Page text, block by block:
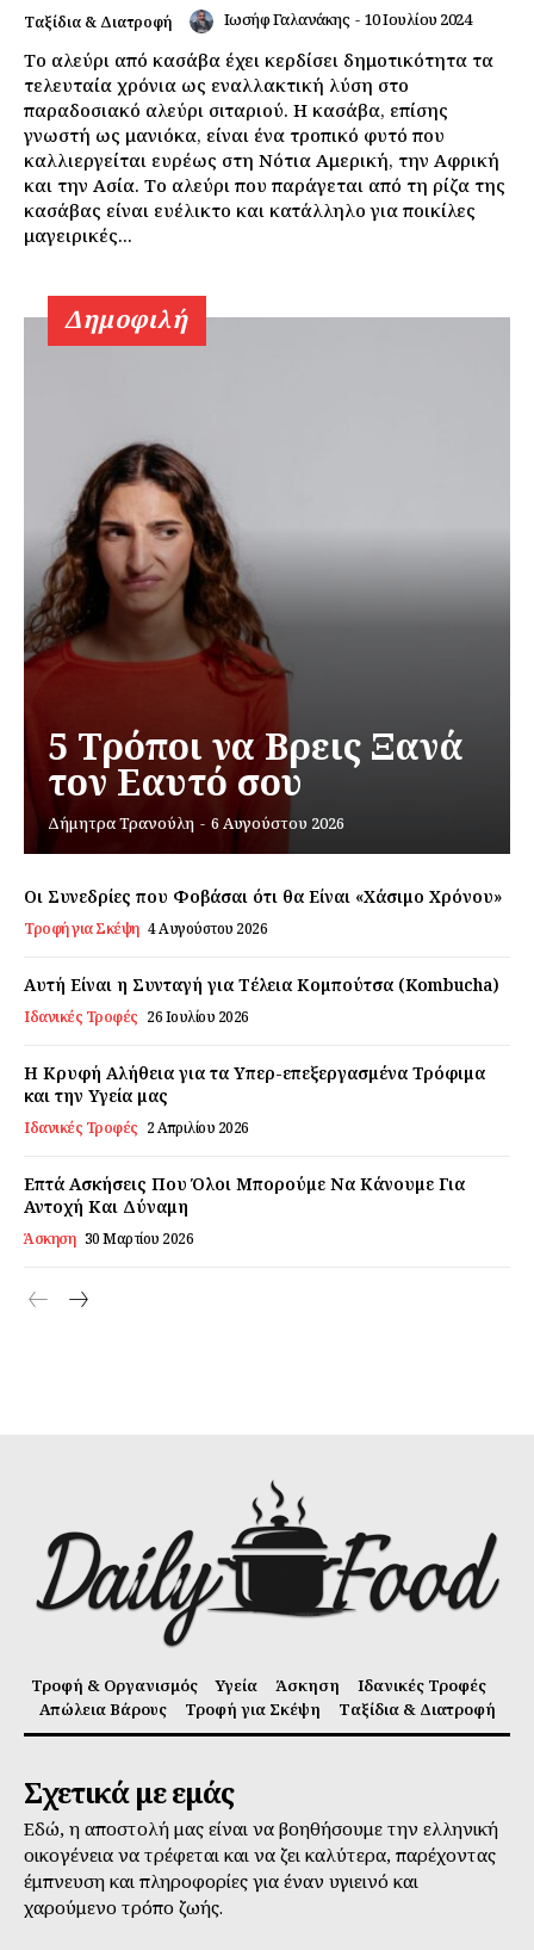
Εγγραφείτε τώρα!
Σχετικά με εμάς
Ο λογαριασμός μου
Επικοινωνία
Ταξίδια & Διατροφή Ιωσήφ Γαλανάκης - 10 Ιουλίου 2024
Το αλεύρι από κασάβα έχει κερδίσει δημοτικότητα τα
τελευταία χρόνια ως εναλλακτική λύση στο
παραδοσιακό αλεύρι σιταριού. Η κασάβα, επίσης
γνωστή ως μανιόκα, είναι ένα τροπικό φυτό που
καλλιεργείται ευρέως στη Νότια Αμερική, την Αφρική
και την Ασία. Το αλεύρι που παράγεται από τη ρίζα της
κασάβας είναι ευέλικτο και κατάλληλο για ποικίλες
μαγειρικές...
Δημοφιλή
5 Τρόποι να Βρεις Ξανά
τον Εαυτό σου
Δήμητρα Τρανούλη - 6 Αυγούστου 2026
Οι Συνεδρίες που Φοβάσαι ότι θα Είναι «Χάσιμο Χρόνου»
Τροφή για Σκέψη 4 Αυγούστου 2026
Αυτή Είναι η Συνταγή για Τέλεια Κομπούτσα (Kombucha)
Ιδανικές Τροφές 26 Ιουλίου 2026
Η Κρυφή Αλήθεια για τα Υπερ-επεξεργασμένα Τρόφιμα
και την Υγεία μας
Ιδανικές Τροφές 2 Απριλίου 2026
Επτά Ασκήσεις Που Όλοι Μπορούμε Να Κάνουμε Για
Αντοχή Και Δύναμη
Άσκηση 30 Μαρτίου 2026
Τροφή & Οργανισμός Υγεία Άσκηση
Ιδανικές Τροφές
Απώλεια Βάρους
Τροφή για Σκέψη Ταξίδια & Διατροφή
Σχετικά με εμάς
Εδώ, η αποστολή μας είναι να βοηθήσουμε την ελληνική
οικογένεια να τρέφεται και να ζει καλύτερα, παρέχοντας
έμπνευση και πληροφορίες για έναν υγιεινό και
χαρούμενο τρόπο ζωής.